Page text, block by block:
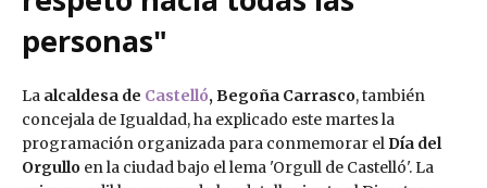
personas"
La alcaldesa de Castelló, Begoña Carrasco, también
concejala de Igualdad, ha explicado este martes la
programación organizada para conmemorar el Día del
Orgullo en la ciudad bajo el lema 'Orgull de Castelló'. La